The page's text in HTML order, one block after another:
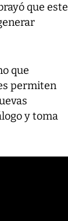
que este
que
permiten
y toma